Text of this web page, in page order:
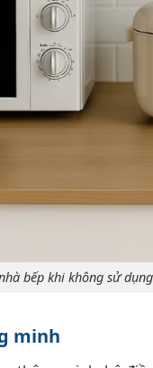
bếp khi không sử
minh